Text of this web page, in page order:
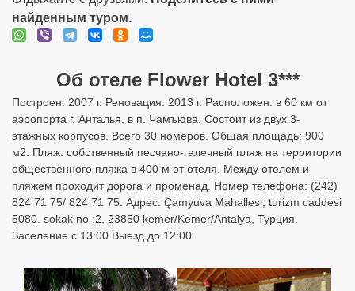
найденным туром.
Об отеле Flower Hotel 3***
Построен: 2007 г. Реновация: 2013 г. Расположен: в 60 км от
аэропорта г. Анталья, в п. Чамъюва. Состоит из двух 3-
этажных корпусов. Всего 30 номеров. Общая площадь: 900
м2. Пляж: собственный песчано-галечный пляж на территории
общественного пляжа в 400 м от отеля. Между отелем и
пляжем проходит дорога и променад. Номер телефона: (242)
824 71 75/ 824 71 75. Адрес: Çamyuva Mahallesi, turizm caddesi
5080. sokak no :2, 23850 kemer/Kemer/Antalya, Турция.
Заселение с 13:00 Выезд до 12:00